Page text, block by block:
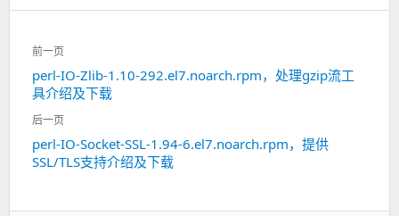
文
章
导
航
前一页
上
一
篇：
perl-IO-Zlib-1.10-292.el7.noarch.rpm，处理gzip流工
具介绍及下载
后一页
下
一
perl-IO-Socket-SSL-1.94-6.el7.noarch.rpm，提供
SSL/TLS支持介绍及下载